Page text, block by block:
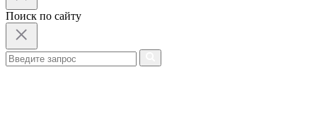
Поиск по сайту